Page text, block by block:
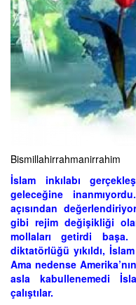
Bismillahirrahmanirrahim
İslam inkılabı
geleceğine
açısından
gibi rejim değişikliği
mollaları getirdi başa.
diktatörlüğü yıkıldı,
Ama nedense
asla kabullenemedi
çalıştılar.